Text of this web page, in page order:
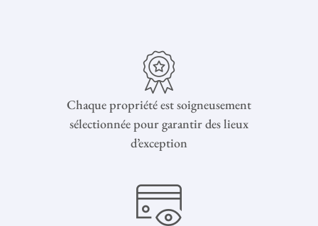
Chaque propriété est soigneusement
sélectionnée pour garantir des lieux
d’exception